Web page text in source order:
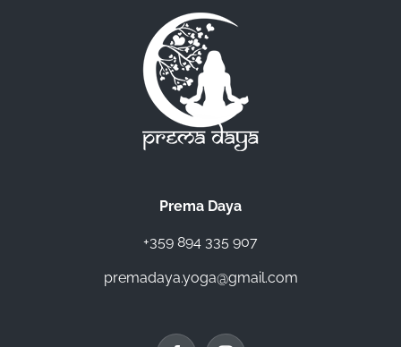
Prema Daya
+359 894 335 907
premadaya.yoga@gmail.com